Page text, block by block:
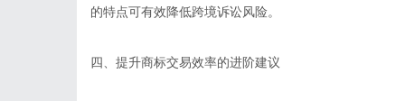
的特点可有效降低跨境诉讼风险。
四、提升商标交易效率的进阶建议